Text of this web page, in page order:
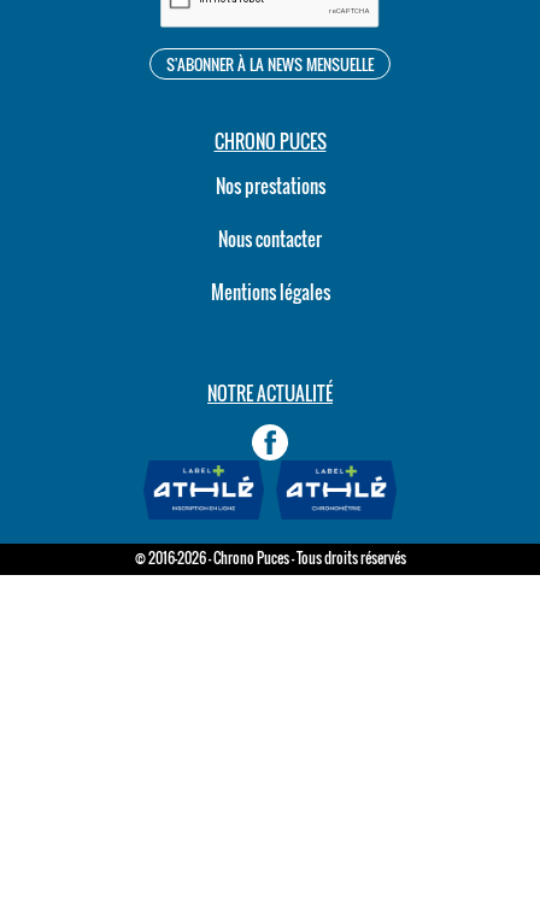
CHRONO PUCES
Nos prestations
Nous contacter
Mentions légales
NOTRE ACTUALITÉ
© 2016-2026 - Chrono Puces - Tous droits réservés